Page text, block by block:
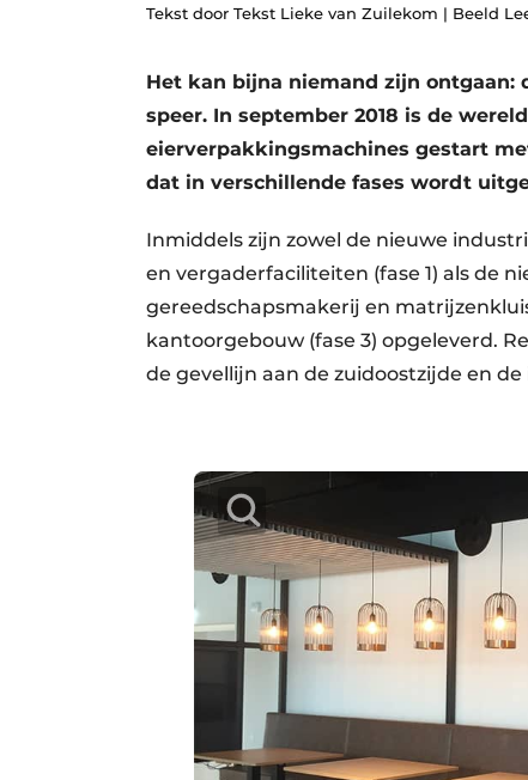
Vacatures
Tekst door Tekst Lieke van Zuilekom | Beeld
Het kan bijna niemand zijn ontgaan:
speer. In september 2018 is de
eierverpakkingsmachines gestart
dat in verschillende fases wordt
Inmiddels zijn zowel de nieuwe
en vergaderfaciliteiten (fase 1) als de
gereedschapsmakerij en
kantoorgebouw (fase 3) opgeleverd.
de gevellijn aan de zuidoostzijde en